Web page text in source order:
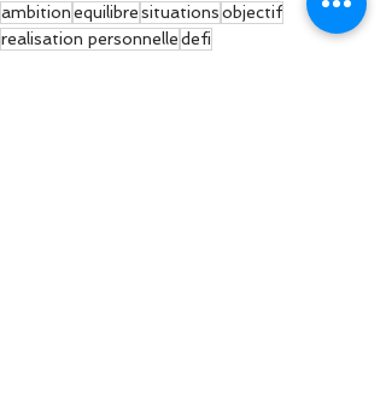
ambitionequilibresituationsobjectif
realisation personnelledefi